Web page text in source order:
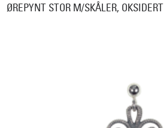
ØREPYNT STOR M/SKÅLER, OKSIDERT